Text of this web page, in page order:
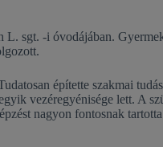
sgt. -i óvodájában.
építette szakmai
vezéregyénisége lett. A
nagyon fontosnak